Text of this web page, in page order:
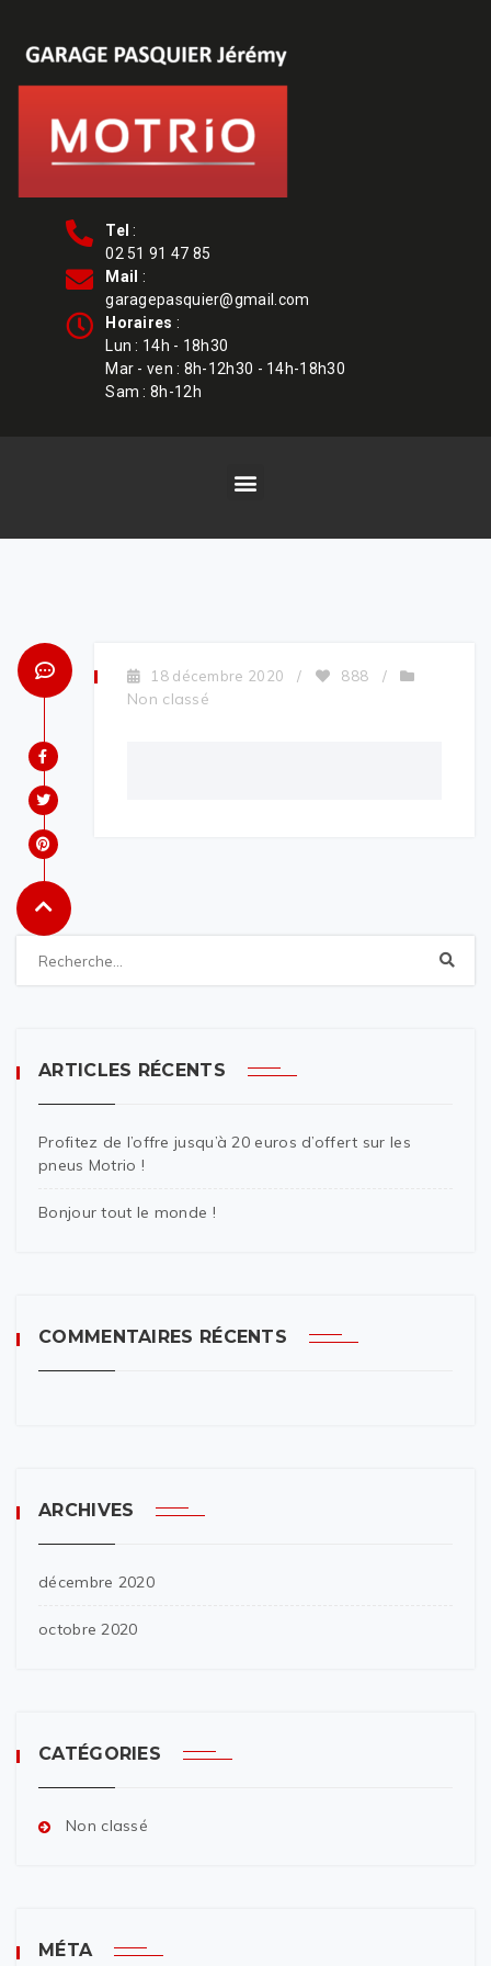
Tel :
02 51 91 47 85
Mail :
garagepasquier@gmail.com
Horaires :
Lun : 14h - 18h30
Mar - ven : 8h-12h30 - 14h-18h30
Sam : 8h-12h
18 décembre 2020 / 888 /
Non classé
ARTICLES RÉCENTS
Profitez de l’offre jusqu’à 20 euros d’offert sur les
pneus Motrio !
Bonjour tout le monde !
COMMENTAIRES RÉCENTS
ARCHIVES
décembre 2020
octobre 2020
CATÉGORIES
Non classé
MÉTA